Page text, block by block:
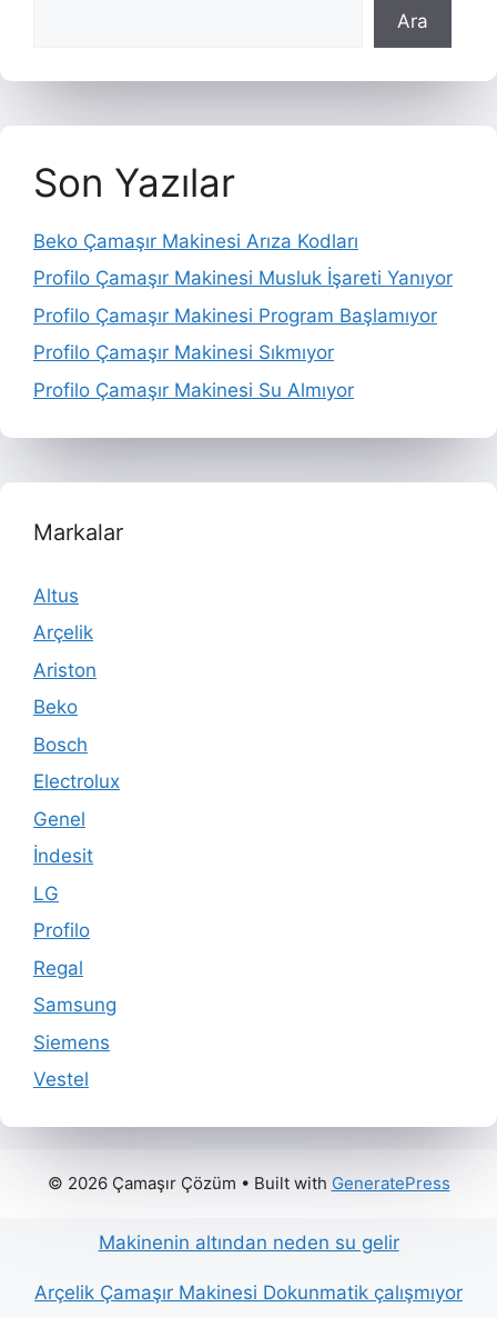
Ara
Son Yazılar
Beko Çamaşır Makinesi Arıza Kodları
Profilo Çamaşır Makinesi Musluk İşareti Yanıyor
Profilo Çamaşır Makinesi Program Başlamıyor
Profilo Çamaşır Makinesi Sıkmıyor
Profilo Çamaşır Makinesi Su Almıyor
Markalar
Altus
Arçelik
Ariston
Beko
Bosch
Electrolux
Genel
İndesit
LG
Profilo
Regal
Samsung
Siemens
Vestel
© 2026 Çamaşır Çözüm • Built with GeneratePress
Makinenin altından neden su gelir
Arçelik Çamaşır Makinesi Dokunmatik çalışmıyor